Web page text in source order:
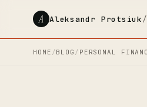
A Aleksandr Protsiuk
HOME /BLOG / PERSONAL